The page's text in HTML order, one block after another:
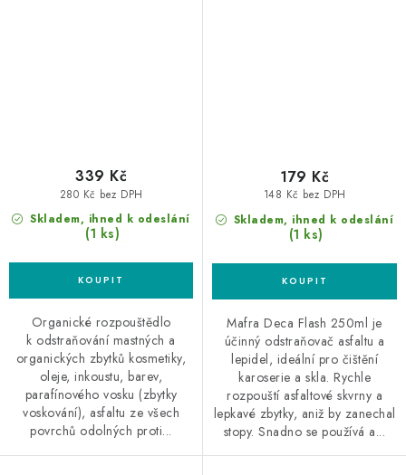
Skladem, ihned k odeslání
(1 ks)
280 Kč bez DPH
339 Kč
Organické rozpouštědlo
k odstraňování mastných a
organických zbytků kosmetiky,
oleje, inkoustu, barev,
parafínového vosku (zbytky
voskování), asfaltu ze všech
povrchů odolných proti...
Skladem, ihned k odeslání
(1 ks)
148 Kč bez DPH
179 Kč
Mafra Deca Flash 250ml je
účinný odstraňovač asfaltu a
lepidel, ideální pro čištění
karoserie a skla. Rychle
rozpouští asfaltové skvrny a
lepkavé zbytky, aniž by zanechal
stopy. Snadno se používá a...